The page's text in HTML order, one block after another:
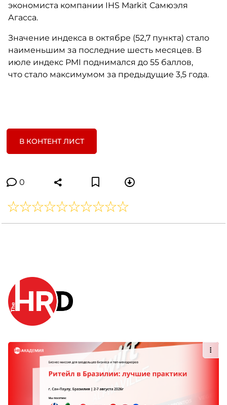
экономиста компании IHS Markit Самюэля
Агасса.
Значение индекса в октябре (52,7 пункта) стало
наименьшим за последние шесть месяцев. В
июле индекс PMI поднимался до 55 баллов,
что стало максимумом за предыдущие 3,5 года.
В КОНТЕНТ ЛИСТ
0